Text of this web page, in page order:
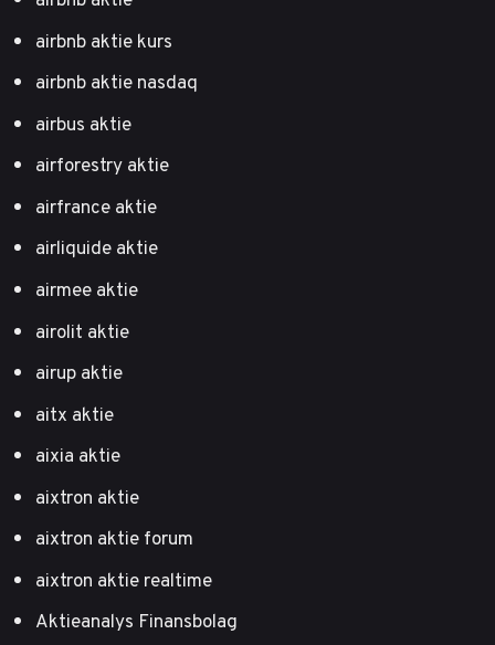
airbnb aktie kurs
airbnb aktie nasdaq
airbus aktie
airforestry aktie
airfrance aktie
airliquide aktie
airmee aktie
airolit aktie
airup aktie
aitx aktie
aixia aktie
aixtron aktie
aixtron aktie forum
aixtron aktie realtime
Aktieanalys Finansbolag